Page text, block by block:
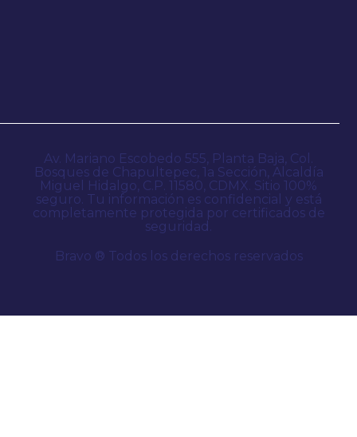
Av. Mariano Escobedo 555, Planta Baja, Col.
Bosques de Chapultepec, 1a Sección, Alcaldía
Miguel Hidalgo, C.P. 11580, CDMX. Sitio 100%
seguro. Tu información es confidencial y está
completamente protegida por certificados de
seguridad.
Bravo ® Todos los derechos reservados